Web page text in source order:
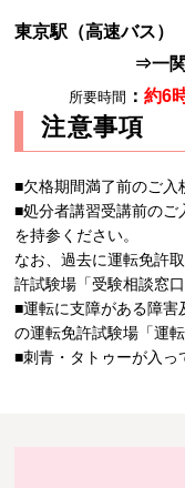
東京駅（高速バス
⇒一関駅（ｽｸ
所要時間 ：約6
注意事項
■欠格期間満了前のご入
■処分者講習受講前の
を持参ください。
なお、過去に運転免許
許試験場「受験相談窓
■運転に支障がある障害
の運転免許試験場「運
■刺青・タトゥーが入っ